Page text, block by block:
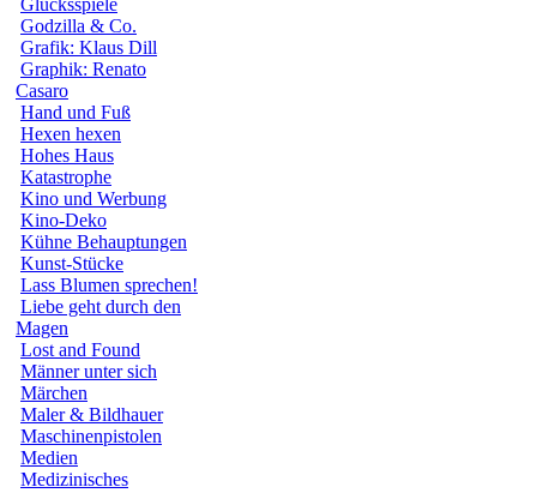
Glücksspiele
Godzilla & Co.
Grafik: Klaus Dill
Graphik: Renato
Casaro
Hand und Fuß
Hexen hexen
Hohes Haus
Katastrophe
Kino und Werbung
Kino-Deko
Kühne Behauptungen
Kunst-Stücke
Lass Blumen sprechen!
Liebe geht durch den
Magen
Lost and Found
Männer unter sich
Märchen
Maler & Bildhauer
Maschinenpistolen
Medien
Medizinisches